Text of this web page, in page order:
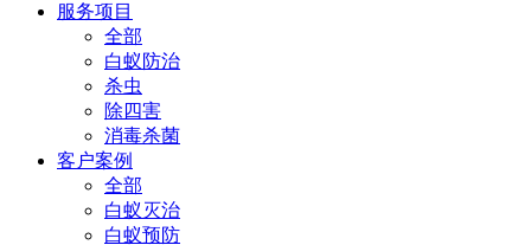
服务项目
全部
白蚁防治
杀虫
除四害
消毒杀菌
客户案例
全部
白蚁灭治
白蚁预防